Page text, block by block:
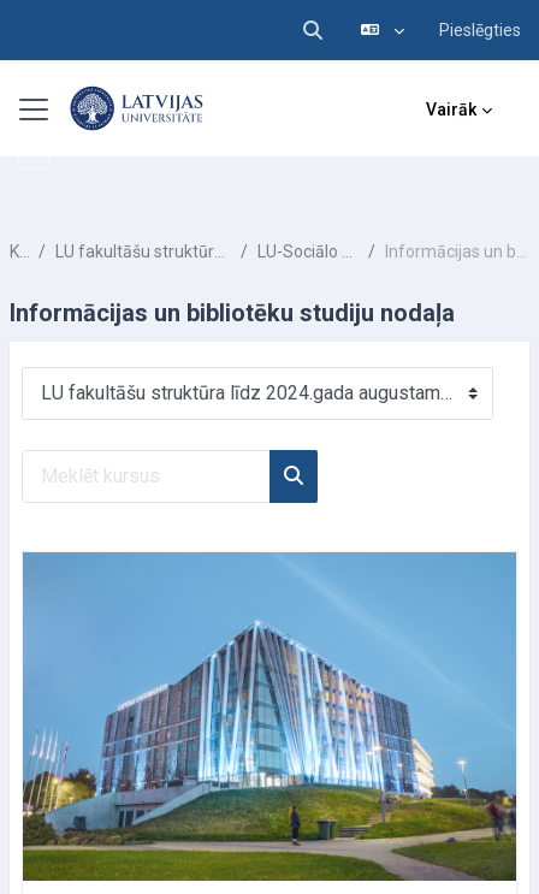
Pārslēgt meklēšanas
Pieslēgties
Sānu panelis Vairāk
Kursi LU fakultāšu struktūra līdz 2024.gada augustam LU-Sociālo zinātņu fakultāte Informācijas un bibliotēku studiju nodaļa
Informācijas un bibliotēku studiju nodaļa
Kursu kategorijas
Meklēt kursus